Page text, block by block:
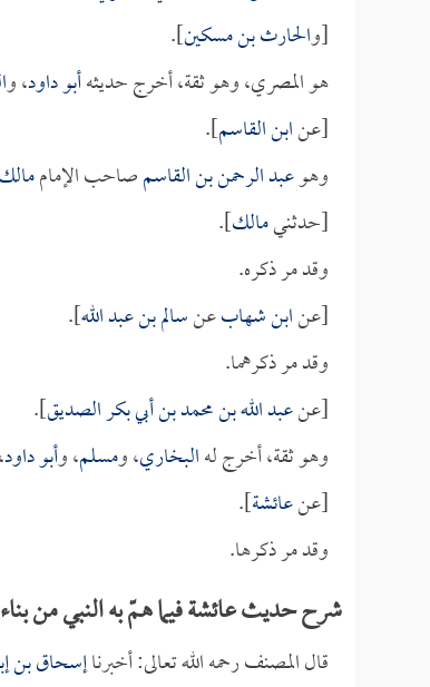
[والحارث بن مسكين].
هو المصري، وهو ثقة، أخرج حديثهأبو داود، و
[عنابن القاسم].
وهوعبد الرحمن بن القاسمصاحب الإماممالك
[حدثنيمالك].
وقد مر ذكره.
[عنابن شهابعنسالم بن عبد الله].
وقد مر ذكرهما.
[عنعبد الله بن محمد بن أبي بكر الصديق].
وهو ثقة، أخرج لهالبخاري، ومسلم، وأبو داود
[عنعائشة].
وقد مر ذكرها.
شرح حديث عائشة فيما همّ به النبي من
قال المصنف رحمه الله تعالى: أخبرناإسحاق بن